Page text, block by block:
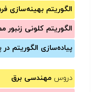
الگوریتم بهینه‌سازی
الگوریتم کلونی زنبور
پیاده‌سازی الگوریتم در
دروس مهندسی برق